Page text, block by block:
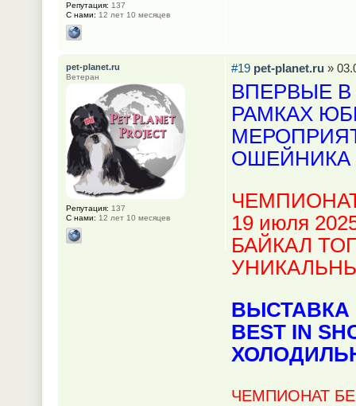
Репутация: 137
С нами: 12 лет 10 месяцев
#19 pet-planet.ru »
ВПЕРВЫЕ
РАМКАХ
ОШЕЙНИКА
19 июля
БАЙКАЛ
ВЫСТАВКА
BEST IN
ЧЕМПИОНАТ
pet-planet.ru
Ветеран
Репутация: 137
С нами: 12 лет 10 месяцев